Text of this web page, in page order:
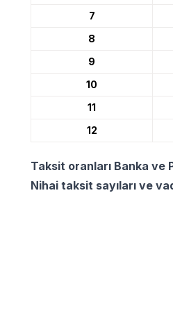
7
8
9
10
11
12
Taksit oranları Banka ve
Nihai taksit sayıları ve